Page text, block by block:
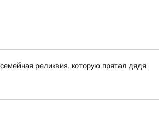
реликвия, которую прятал дядя